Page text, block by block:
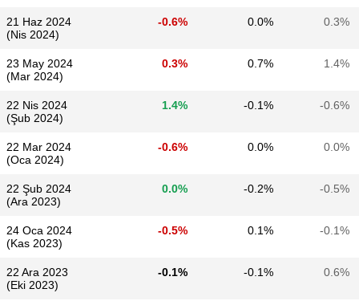
21 Haz 2024
(Nis 2024)
-0.6% 0.0% 0.3%
23 May 2024
(Mar 2024)
0.3% 0.7% 1.4%
22 Nis 2024
(Şub 2024)
1.4% -0.1% -0.6%
22 Mar 2024
(Oca 2024)
-0.6% 0.0% 0.0%
22 Şub 2024
(Ara 2023)
0.0% -0.2% -0.5%
24 Oca 2024
(Kas 2023)
-0.5% 0.1% -0.1%
22 Ara 2023
(Eki 2023)
-0.1% -0.1% 0.6%